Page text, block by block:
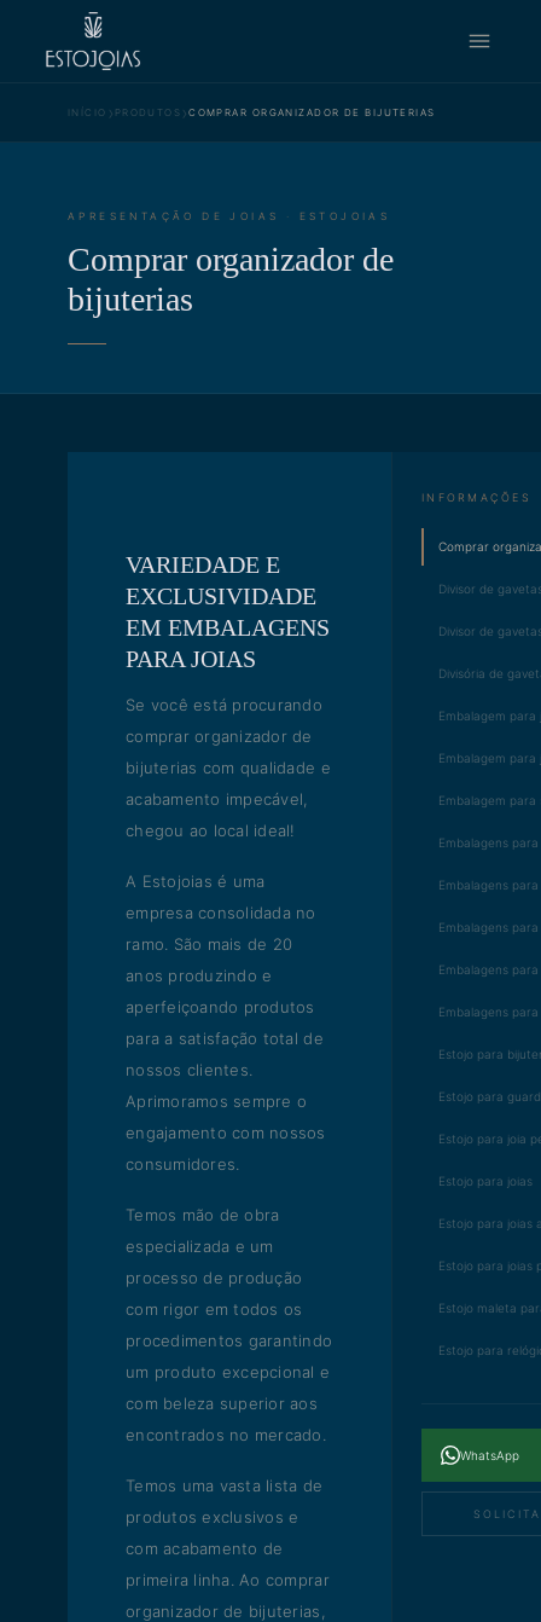
INÍCIO › PRODUTOS ›COMPRAR ORGANIZADOR DE BIJUTERIAS
APRESENTAÇÃO DE JOIAS · ESTOJOIAS
Comprar organizador de
bijuterias
VARIEDADE E
EXCLUSIVIDADE
EM EMBALAGENS
PARA JOIAS
Se você está procurando
comprar organizador de
bijuterias com qualidade e
acabamento impecável,
chegou ao local ideal!
A Estojoias é uma
empresa consolidada no
ramo. São mais de 20
anos produzindo e
aperfeiçoando produtos
para a satisfação total de
nossos clientes.
Aprimoramos sempre o
engajamento com nossos
consumidores.
Temos mão de obra
especializada e um
processo de produção
com rigor em todos os
procedimentos garantindo
um produto excepcional e
com beleza superior aos
encontrados no mercado.
Temos uma vasta lista de
produtos exclusivos e
com acabamento de
primeira linha. Ao comprar
organizador de bijuterias,
INFORMAÇÕES
Comprar
Divisor de
Divisor de
Divisória de
Embalagem para
Embalagem para
Embalagem para
Embalagens
Embalagens
Embalagens
Embalagens
Embalagens
Estojo para
Estojo para
Estojo para joia
Estojo para joias
Estojo para joias
Estojo para joias
Estojo maleta
Estojo para
WhatsApp